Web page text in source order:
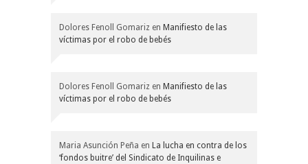
Dolores Fenoll Gomariz en Manifiesto de las
víctimas por el robo de bebés
Dolores Fenoll Gomariz en Manifiesto de las
víctimas por el robo de bebés
Maria Asunción Peña en La lucha en contra de los
‘fondos buitre’ del Sindicato de Inquilinas e